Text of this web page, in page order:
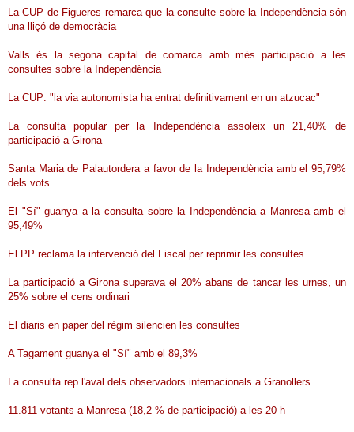
La CUP de Figueres remarca que la consulte sobre la Independència són
una lliçó de democràcia
Valls és la segona capital de comarca amb més participació a les
consultes sobre la Independència
La CUP: "la via autonomista ha entrat definitivament en un atzucac"
La consulta popular per la Independència assoleix un 21,40% de
participació a Girona
Santa Maria de Palautordera a favor de la Independència amb el 95,79%
dels vots
El "Sí" guanya a la consulta sobre la Independència a Manresa amb el
95,49%
El PP reclama la intervenció del Fiscal per reprimir les consultes
La participació a Girona superava el 20% abans de tancar les urnes, un
25% sobre el cens ordinari
El diaris en paper del règim silencien les consultes
A Tagament guanya el "Sí" amb el 89,3%
La consulta rep l'aval dels observadors internacionals a Granollers
11.811 votants a Manresa (18,2 % de participació) a les 20 h